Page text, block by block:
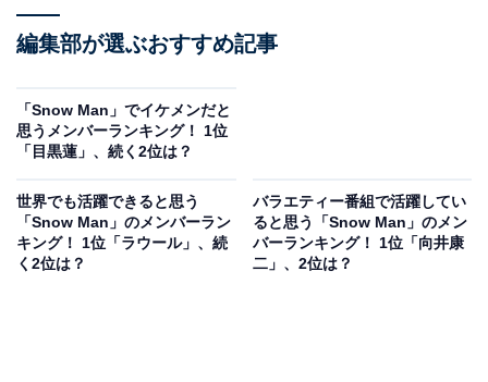
2位には深澤辰哉さんが輝きました。深澤さんはグルー
プの最年長メンバーで、現在ではバラエティー番組でも
レギュラーとしてもおなじみで、幅広い世代から人気を
集めています。
俳優としては、ドラマ『記憶捜査〜新宿東署事件ファイ
ル〜』（テレビ東京系）や『今日からヒットマン』（テ
レビ朝日系）などに出演。2024年放送の『春になった
編集部が選ぶおすすめ記事
「Snow Man」でイケメンだと
思うメンバーランキング！ 1位
「目黒蓮」、続く2位は？
世界でも活躍できると思う
「Snow Man」のメンバーラン
キング！ 1位「ラウール」、続
く2位は？
バラエティー番組で活躍してい
ると思う「Snow Man」のメン
バーランキング！ 1位「向井康
二」、2位は？